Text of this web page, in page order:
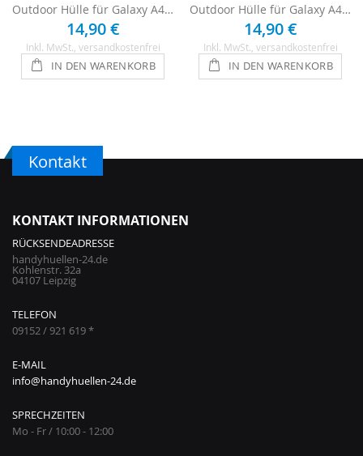
Outdoor Hülle für Galaxy A40 - Schwarz
14,90 €
Inkl. MwSt. , versandkostenfrei
IN DEN WARENKORB
Outdoor Hülle für Galaxy A40 - Blau
14,90 €
Inkl. MwSt. , versandkostenfrei
IN DEN WARENKORB
Kontakt
KONTAKT INFORMATIONEN
RÜCKSENDEADRESSE
handyhuellen-24.de
Kohlenstr. 32a
04107 Leipzig
TELEFON
09152 / 921 619 *
E-MAIL
info@handyhuellen-24.de
SPRECHZEITEN
Mo - Fr / 10:00 - 12:00